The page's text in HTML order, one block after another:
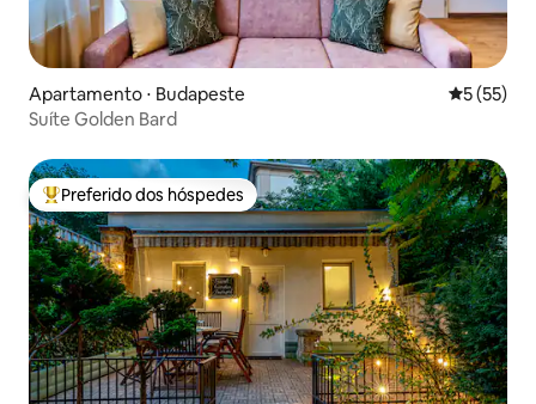
Apartamento ⋅ Budapeste 5 de uma
5 (55)
Suíte Golden Bard
Entre os melhores preferidos dos hóspedes
Preferido dos hóspedes